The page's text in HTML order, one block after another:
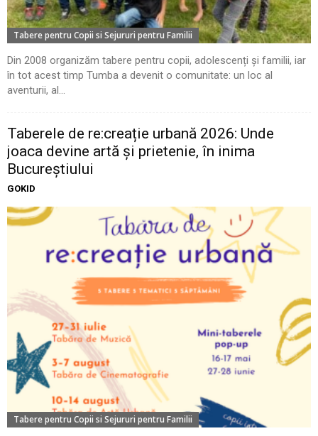
Tabere pentru Copii si Sejururi pentru Familii
Din 2008 organizăm tabere pentru copii, adolescenți și familii, iar
în tot acest timp Tumba a devenit o comunitate: un loc al
aventurii, al...
Taberele de re:creație urbană 2026: Unde
joaca devine artă și prietenie, în inima
Bucureștiului
GOKID
Tabere pentru Copii si Sejururi pentru Familii